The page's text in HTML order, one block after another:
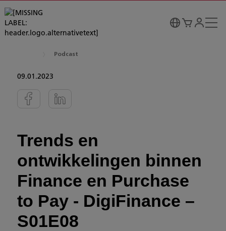
Podcast
09.01.2023
Trends en
ontwikkelingen binnen
Finance en Purchase
to Pay - DigiFinance –
S01E08